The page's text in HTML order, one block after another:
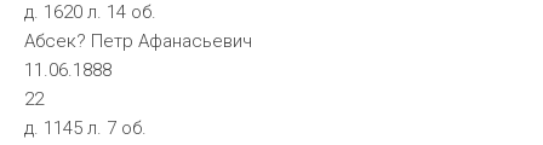
д. 1620 л. 14 об.
Абсек? Петр Афанасьевич
11.06.1888
22
д. 1145 л. 7 об.